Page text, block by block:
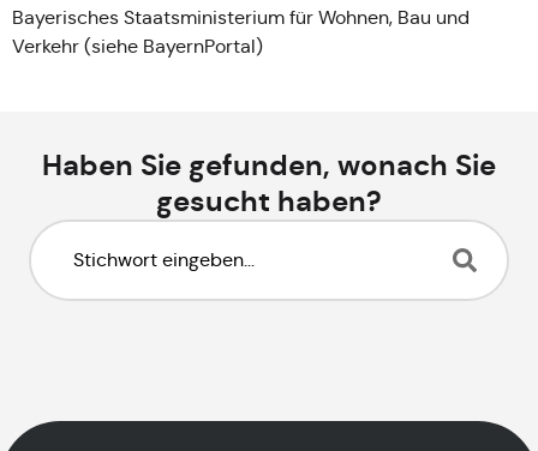
Bayerisches Staatsministerium für Wohnen, Bau und
Verkehr (siehe BayernPortal)
Haben Sie gefunden, wonach Sie
gesucht haben?